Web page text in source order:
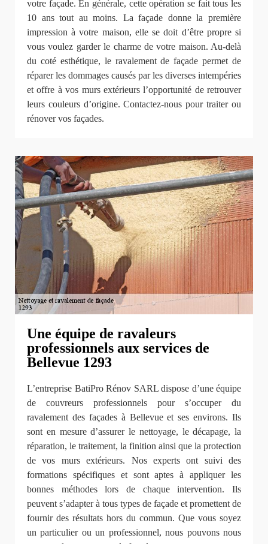
votre façade. En générale, cette opération se fait tous les
10 ans tout au moins. La façade donne la première
impression à votre maison, elle se doit d’être propre si
vous voulez garder le charme de votre maison. Au-delà
du coté esthétique, le ravalement de façade permet de
réparer les dommages causés par les diverses intempéries
et offre à vos murs extérieurs l’opportunité de retrouver
leurs couleurs d’origine. Contactez-nous pour traiter ou
rénover vos façades.
Une équipe de ravaleurs
professionnels aux services de
Bellevue 1293
L’entreprise BatiPro Rénov SARL dispose d’une équipe
de couvreurs professionnels pour s’occuper du
ravalement des façades à Bellevue et ses environs. Ils
sont en mesure d’assurer le nettoyage, le décapage, la
réparation, le traitement, la finition ainsi que la protection
de vos murs extérieurs. Nos experts ont suivi des
formations spécifiques et sont aptes à appliquer les
bonnes méthodes lors de chaque intervention. Ils
peuvent s’adapter à tous types de façade et promettent de
fournir des résultats hors du commun. Que vous soyez
un particulier ou un professionnel, nous pouvons nous